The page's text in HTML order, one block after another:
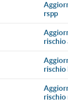
aggiornamento formazione per datori di lavoro -
rspp
aggiornamento rspp datori di lavoro classe di
rischio
aggiornamento rspp datori di lavoro classe di
rischio
aggiornamento rspp datori di lavoro classe di
rischio